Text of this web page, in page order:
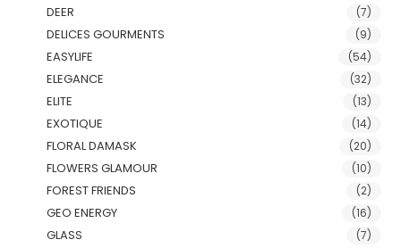
DEER (7)
DELICES GOURMENTS (9)
EASYLIFE (54)
ELEGANCE (32)
ELITE (13)
EXOTIQUE (14)
FLORAL DAMASK (20)
FLOWERS GLAMOUR (10)
FOREST FRIENDS (2)
GEO ENERGY (16)
GLASS (7)